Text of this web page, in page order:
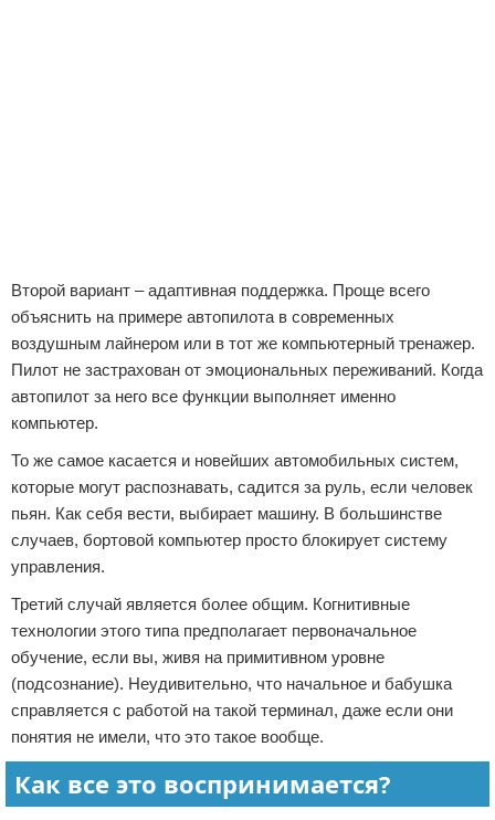
Второй вариант – адаптивная поддержка. Проще всего
объяснить на примере автопилота в современных
воздушным лайнером или в тот же компьютерный тренажер.
Пилот не застрахован от эмоциональных переживаний. Когда
автопилот за него все функции выполняет именно
компьютер.
То же самое касается и новейших автомобильных систем,
которые могут распознавать, садится за руль, если человек
пьян. Как себя вести, выбирает машину. В большинстве
случаев, бортовой компьютер просто блокирует систему
управления.
Третий случай является более общим. Когнитивные
технологии этого типа предполагает первоначальное
обучение, если вы, живя на примитивном уровне
(подсознание). Неудивительно, что начальное и бабушка
справляется с работой на такой терминал, даже если они
понятия не имели, что это такое вообще.
Как все это воспринимается?